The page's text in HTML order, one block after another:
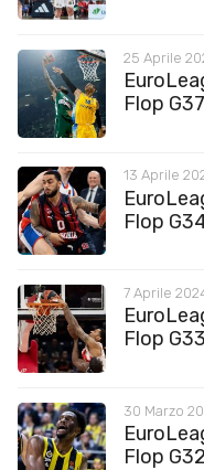
25 Aprile
Flop G37
13 Aprile
Flop
7 Aprile
Flop G33
30 Marzo
Flop G32